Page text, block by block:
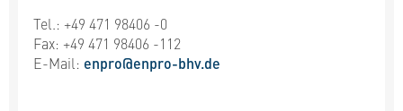
Tel.: +49 471 98406 -0
Fax: +49 471 98406 -112
E-Mail: enpro@enpro-bhv.de